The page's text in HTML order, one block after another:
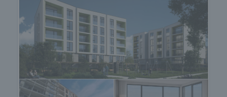
за информация и кандидатстване за кредит.